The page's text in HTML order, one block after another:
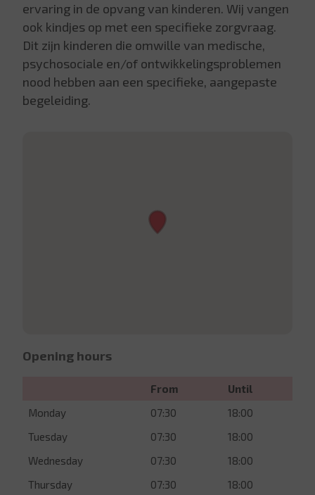
ervaring in de opvang van kinderen. Wij vangen
ook kindjes op met een specifieke zorgvraag.
Dit zijn kinderen die omwille van medische,
psychosociale en/of ontwikkelingsproblemen
nood hebben aan een specifieke, aangepaste
begeleiding.
Opening hours
From
Until
Monday
07:30
18:00
Tuesday
07:30
18:00
Wednesday
07:30
18:00
Thursday
07:30 18:00